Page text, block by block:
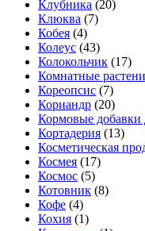
Клубника (20)
Клюква (7)
Кобея (4)
Колеус (43)
Колокольчик (17)
Комнатные
Кореопсис (7)
Кориандр (20)
Кормовые добавки
Кортадерия (13)
Косметическая
Космея (17)
Космос (5)
Котовник (8)
Кофе (4)
Кохия (1)